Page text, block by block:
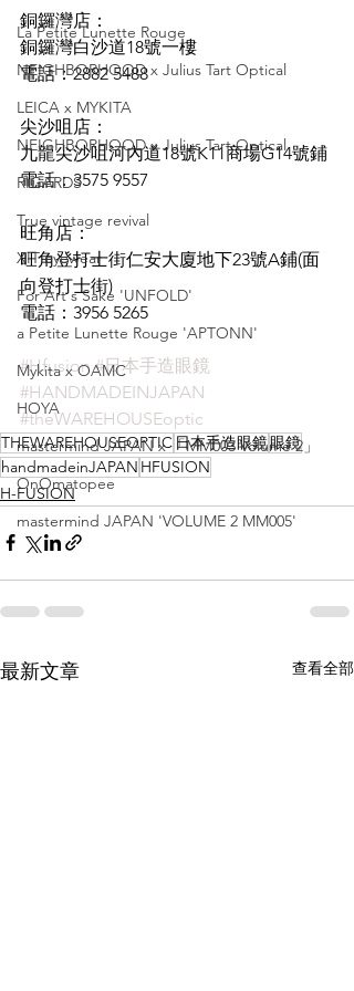
La Petite Lunette Rouge
NEIGHBORHOOD x Julius Tart Optical
LEICA x MYKITA
NEIGHBORHOOD x Julius Tart Optical
RIGARDS
True vintage revival
XIT eyewear
For Art's Sake 'UNFOLD'
a Petite Lunette Rouge 'APTONN'
Mykita x OAMC
HOYA
mastermind JAPAN x 「MM003 Volume 2」
OnOmatopee
mastermind JAPAN 'VOLUME 2 MM005'
銅鑼灣店：
銅鑼灣白沙道18號一樓
電話：2882 5488
尖沙咀店：
九龍尖沙咀河內道18號K11商場G14號鋪
電話：3575 9557
旺角店：
旺角登打士街仁安大廈地下23號A鋪(面
向登打士街)
電話：3956 5265
#Hfusion #日本手造眼鏡
#HANDMADEINJAPAN
#theWAREHOUSEoptic
THEWAREHOUSEOPTIC 日本手造眼鏡眼鏡
handmadeinJAPAN HFUSION
H-FUSION
最新文章 查看全部